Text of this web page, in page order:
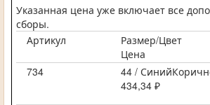
Указанная цена уже включает все
сборы.
Артикул
Размер/Цвет
Цена
734
44 /
434,34 ₽